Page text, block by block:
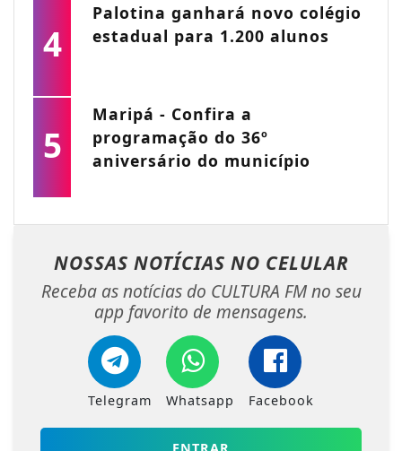
4
Palotina ganhará novo colégio
estadual para 1.200 alunos
5
Maripá - Confira a
programação do 36º
aniversário do município
NOSSAS NOTÍCIAS NO CELULAR
Receba as notícias do CULTURA FM no seu
app favorito de mensagens.
Telegram Whatsapp Facebook
ENTRAR